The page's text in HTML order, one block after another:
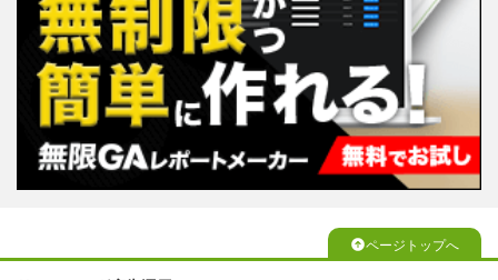
ページトップへ